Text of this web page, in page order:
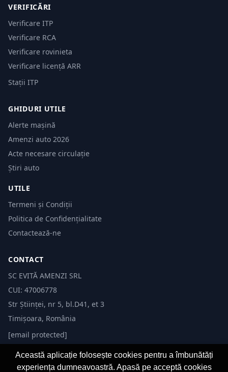
VERIFICĂRI
Verificare ITP
Verificare RCA
Verificare rovinieta
Verificare licență ARR
Stații ITP
GHIDURI UTILE
Alerte mașină
Amenzi auto 2026
Acte necesare circulație
Știri auto
UTILE
Termeni și Condiții
Politica de Confidențialitate
Contactează-ne
CONTACT
SC EVITĂ AMENZI SRL
CUI: 47006778
Str Științei, nr 5, bl.D41, et 3
Timișoara, România
[email protected]
Această aplicație folosește cookies pentru a îmbunătăți
experiența dumneavoastră. Apasă pe acceptă cookies